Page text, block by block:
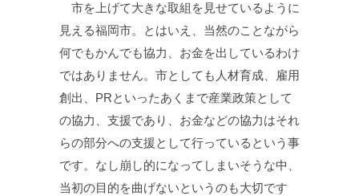
市を上げて大きな取組を見せているように
見える福岡市。とはいえ、当然のことながら
何でもかんでも協力、お金を出しているわけ
ではありません。市としても人材育成、雇用
創出、PRといったあくまで産業政策として
の協力、支援であり、お金などの協力はそれ
らの部分への支援として行っているという事
です。なし崩し的になってしまいそうな中、
当初の目的を曲げないというのも大切です